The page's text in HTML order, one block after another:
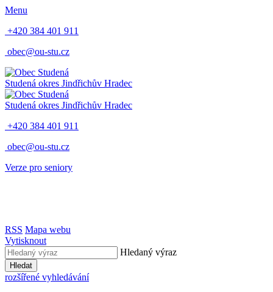
Menu
+420 384 401 911
obec@ou-stu.cz
Studená okres Jindřichův Hradec
Studená okres Jindřichův Hradec
+420 384 401 911
obec@ou-stu.cz
Verze pro seniory
RSS Mapa webu
Vytisknout
Hledaný výraz
Hledat
rozšířené vyhledávání